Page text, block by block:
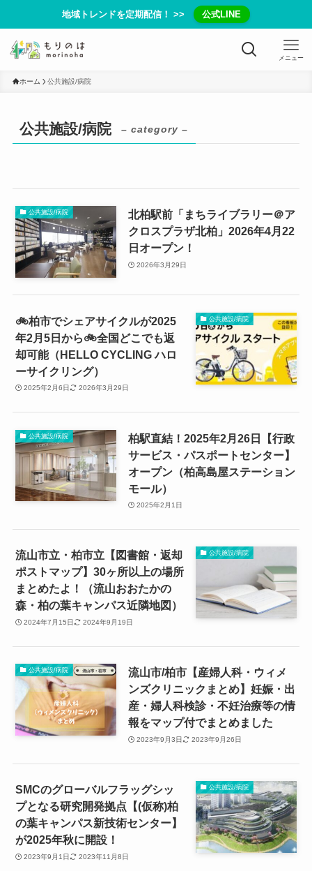
地域トレンドを定期配信！ >> 公式LINE
メニュー
ホーム 公共施設/病院
公共施設/病院 – category –
公共施設/病院
北柏駅前「まちライブラリー＠ア
クロスプラザ北柏」2026年4月22
日オープン！
2026年3月29日
公共施設/病院
🚲柏市でシェアサイクルが2025
年2月5日から🚲全国どこでも返
却可能（HELLO CYCLING ハロ
ーサイクリング）
2025年2月6日 2026年3月29日
公共施設/病院
柏駅直結！2025年2月26日【行政
サービス・パスポートセンター】
オープン（柏高島屋ステーション
モール）
2025年2月1日
公共施設/病院
流山市立・柏市立【図書館・返却
ポストマップ】30ヶ所以上の場所
まとめたよ！（流山おおたかの
森・柏の葉キャンパス近隣地図）
2024年7月15日 2024年9月19日
公共施設/病院
流山市/柏市【産婦人科・ウィメ
ンズクリニックまとめ】妊娠・出
産・婦人科検診・不妊治療等の情
報をマップ付でまとめました
2023年9月3日 2023年9月26日
公共施設/病院
SMCのグローバルフラッグシッ
プとなる研究開発拠点【(仮称)柏
の葉キャンパス新技術センター】
が2025年秋に開設！
2023年9月1日 2023年11月8日